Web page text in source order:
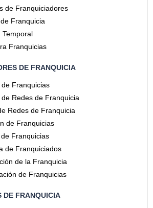
de Franquiciadores
Franquicia
Temporal
Franquicias
DE FRANQUICIA
Franquicias
Redes de Franquicia
Redes de Franquicia
de Franquicias
Franquicias
de Franquiciados
de la Franquicia
de Franquicias
DE FRANQUICIA